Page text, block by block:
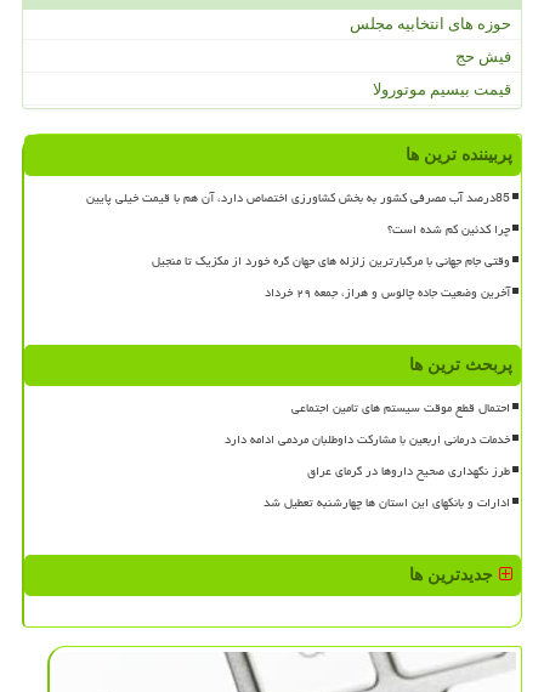
حوزه های انتخابیه مجلس
فیش حج
قیمت بیسیم موتورولا
پربیننده ترین ها
85درصد آب مصرفی کشور به بخش کشاورزی اختصاص دارد، آن هم با قیمت خیلی پایین
چرا کدئین کم شده است؟
وقتی جام جهانی با مرگبارترین زلزله های جهان گره خورد از مکزیک تا منجیل
آخرین وضعیت جاده چالوس و هراز، جمعه ۲۹ خرداد
پربحث ترین ها
احتمال قطع موقت سیستم های تامین اجتماعی
خدمات درمانی اربعین با مشارکت داوطلبان مردمی ادامه دارد
طرز نگهداری صحیح داروها در گرمای عراق
ادارات و بانکهای این استان ها چهارشنبه تعطیل شد
جدیدترین ها